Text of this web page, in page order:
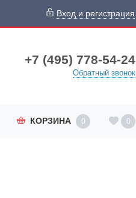
Вход и регистрация
+7 (495) 778-54-24
Обратный звонок
КОРЗИНА 0 0